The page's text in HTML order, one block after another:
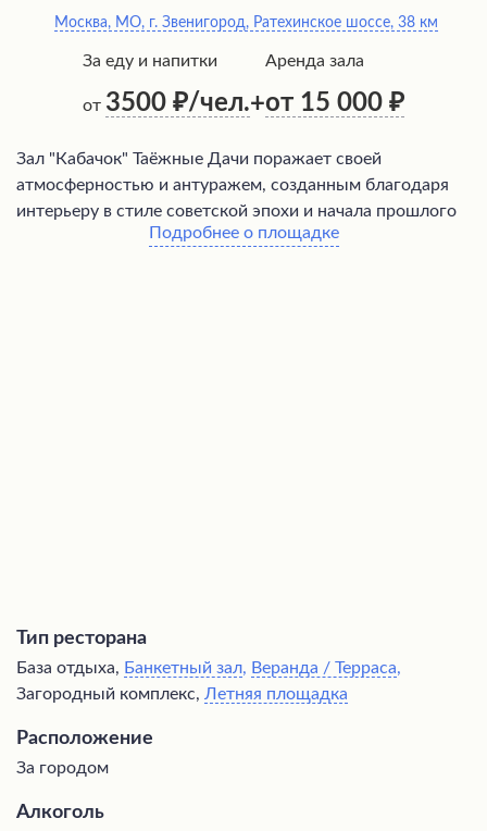
Москва, МО, г. Звенигород, Ратехинское шоссе, 38 км
За еду и напитки
от 3500 /чел.+
Аренда зала
от 15 000
Зал "Кабачок" Таёжные Дачи поражает своей
атмосферностью и антуражем, созданным благодаря
интерьеру в стиле советской эпохи и начала прошлого
века, а также красивой территории. Посетителей ждет
Подробнее о площадке
Тип ресторана
База отдыха, Банкетный зал, Веранда / Терраса,
Загородный комплекс, Летняя площадка
Расположение
За городом
Алкоголь